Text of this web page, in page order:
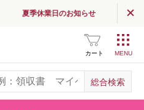
夏季休業日のお知らせ
カート